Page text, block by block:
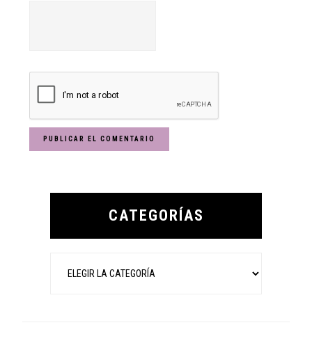
Primary
CATEGORÍAS